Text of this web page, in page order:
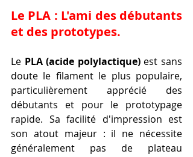
Le PLA : L'ami des débutants
et des prototypes.
Le PLA (acide polylactique) est sans
doute le filament le plus populaire,
particulièrement apprécié des
débutants et pour le prototypage
rapide. Sa facilité d'impression est
son atout majeur : il ne nécessite
généralement pas de plateau